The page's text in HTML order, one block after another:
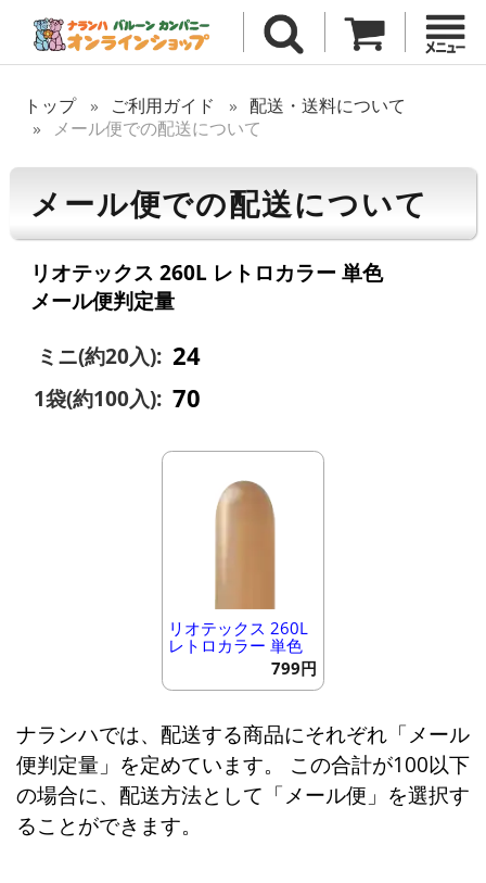
トップ ご利用ガイド
配送・送料について
メール便での配送について
メール便での配送について
リオテックス 260L レトロカラー 単色
メール便判定量
ミニ(約20入): 24
1袋(約100入): 70
リオテックス 260L
レトロカラー 単色
799円
ナランハでは、配送する商品にそれぞれ「メール
便判定量」を定めています。 この合計が100以下
の場合に、配送方法として「メール便」を選択す
ることができます。